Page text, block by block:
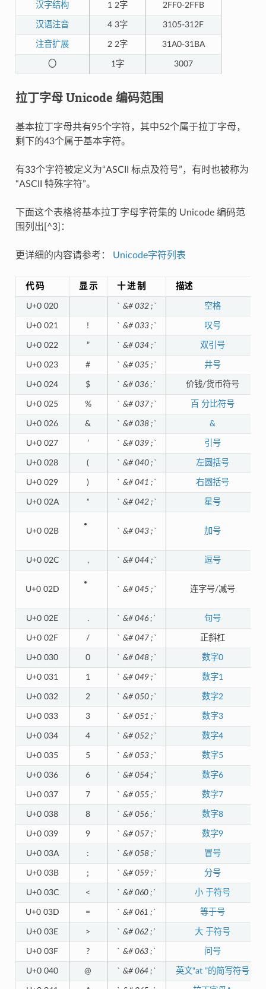
汉字结构 1 2字 2FF0-2FFB
汉语注音 4 3字 3105-312F
注音扩展 2 2字 31A0-31BA
〇 1字 3007
拉丁字母 Unicode 编码范围
基本拉丁字母共有95个字符，其中52个属于拉丁字母，
剩下的43个属于基本字符。
有33个字符被定义为“ASCII 标点及符号”，有时也被称为
“ASCII 特殊字符”。
下面这个表格将基本拉丁字母字符集的 Unicode 编码范
围列出[^3]：
更详细的内容请参考： Unicode字符列表
代 码 显 示 十 进 制 描述
U+0 020 ` &# 032 ;` 空格
U+0 021 ! ` &# 033 ;` 叹号
U+0 022 ” ` &# 034 ;` 双引号
U+0 023 # ` &# 035 ;` 井号
U+0 024 $ `&# 036 ;` 价钱/货币符号
U+0 025 % ` &# 037 ;` 百 分比符号
U+0 026 & ` &# 038 ;` &
U+0 027 ’ ` &# 039 ;` 引号
U+0 028 ( ` &# 040 ;` 左圆括号
U+0 029 ) ` &# 041 ;` 右圆括号
U+0 02A * ` &# 042 ;` 星号
U+0 02B ` &# 043 ;` 加号
U+0 02C , ` &# 044 ;` 逗号
U+0 02D ` &# 045 ;` 连字号/减号
U+0 02E . `&# 046 ;` 句号
U+0 02F / ` &# 047 ;` 正斜杠
U+0 030 0 ` &# 048 ;` 数字0
U+0 031 1 ` &# 049 ;` 数字1
U+0 032 2 ` &# 050 ;` 数字2
U+0 033 3 ` &# 051 ;` 数字3
U+0 034 4 ` &# 052 ;` 数字4
U+0 035 5 ` &# 053 ;` 数字5
U+0 036 6 ` &# 054 ;` 数字6
U+0 037 7 ` &# 055 ;` 数字7
U+0 038 8 `&# 056 ;` 数字8
U+0 039 9 ` &# 057 ;` 数字9
U+0 03A : ` &# 058 ;` 冒号
U+0 03B ; ` &# 059 ;` 分号
U+0 03C < `&# 060 ;` 小 于符号
U+0 03D = `&# 061 ;` 等于号
U+0 03E > `&# 062 ;` 大 于符号
U+0 03F ? `&# 063 ;` 问号
U+0 040 @ `&# 064 ;` 英文“at ”的简写符号